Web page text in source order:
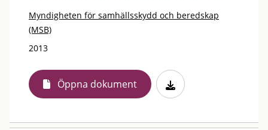
Myndigheten för samhällsskydd och beredskap
(MSB)
2013
Öppna dokument